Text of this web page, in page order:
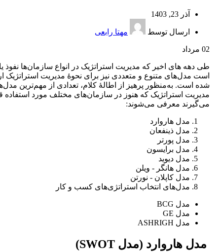
آذر 23, 1403
ارسال توسط مهتا رابعی
02 مرداد
طی دهه‌ های اخیر که مدیریت استراتژیک در انواع سازمان‌ها نفوذ
است مدل‌های متنوع و متعددی نیز برای نحوۀ مدیریت استراتژیک
شده است. به‌منظور پرهیز از اطالۀ کلام، تعدادی از مهم‌ترین
مدیریت استراتژیک که هنوز در سازمان‌های مختلف مورد استفاده
‌می‌گیرند معرفی ‌می‌شوند:
مدل هاروارد
مدل ذینفعان
مدل پورتر
مدل برایسون
مدل دیوید
مدل‌ هانگر - ویلن
مدل کاپلان - نورتن
مدل‌های انتخاب استراتژی‌های کسب و کار
مدل BCG
مدل GE
مدل ASHRIGH
مدل هاروارد (مدل SWOT)